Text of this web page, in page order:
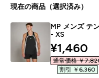
現在の商品（選択済み）
MP メンズ テ
- XS
¥1,460‎
通常価格 ￥
割引 ￥6,360‎